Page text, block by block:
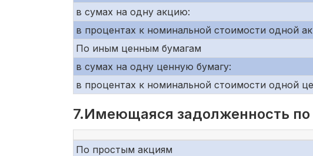
в сумах на одну акцию:
в процентах к номинальной стоимости одной
По иным ценным бумагам
в сумах на одну ценную бумагу:
в процентах к номинальной стоимости одной
7.Имеющаяся задолженность
По простым акциям